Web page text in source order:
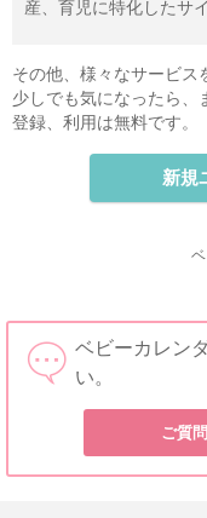
産、育児に特化したサ
その他、様々なサービス
少しでも気になったら、
登録、利用は無料です。
新規
ベビーカレン
い。
ご質